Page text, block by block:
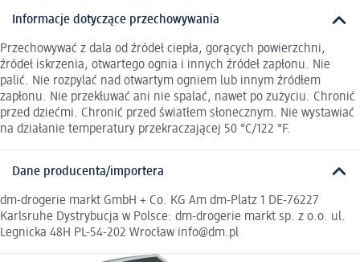
Informacje dotyczące przechowywania
Przechowywać z dala od źródeł ciepła, gorących powierzchni,
źródeł iskrzenia, otwartego ognia i innych źródeł zapłonu. Nie
palić. Nie rozpylać nad otwartym ogniem lub innym źródłem
zapłonu. Nie przekłuwać ani nie spalać, nawet po zużyciu. Chronić
przed dziećmi. Chronić przed światłem słonecznym. Nie wystawiać
na działanie temperatury przekraczającej 50 °C/122 °F.
Dane producenta/importera
dm-drogerie markt GmbH + Co. KG Am dm-Platz 1 DE-76227
Karlsruhe Dystrybucja w Polsce: dm-drogerie markt sp. z o.o. ul.
Legnicka 48H PL-54-202 Wrocław info@dm.pl